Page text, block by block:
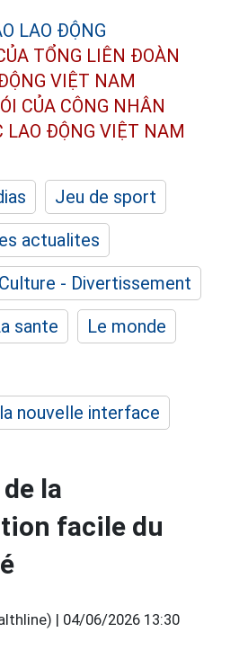
TỔNG LIÊN ĐOÀN
VIỆT NAM
CỦA CÔNG NHÂN
LAO ĐỘNG VIỆT NAM
Jeu de sport
actualites
Culture - Divertissement
sante
Le monde
nouvelle interface
la
facile du
| 04/06/2026 13:30